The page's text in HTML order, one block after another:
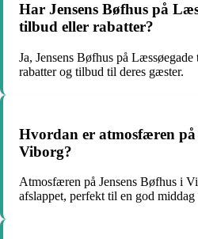
Har Jensens Bøfhus på
tilbud eller rabatter?
Ja, Jensens Bøfhus på
rabatter og tilbud til deres gæster.
Hvordan er atmosfæren på
Viborg?
Atmosfæren på Jensens Bøfhus i
afslappet, perfekt til en god